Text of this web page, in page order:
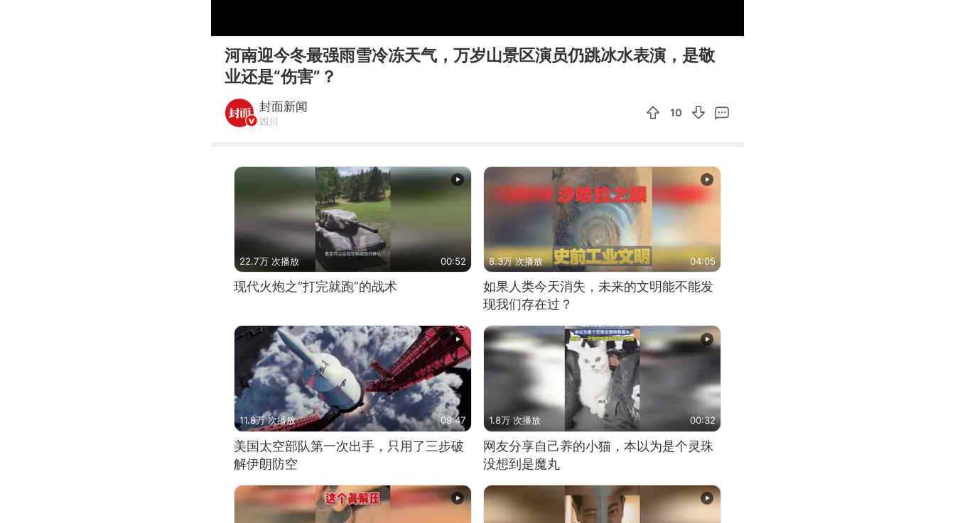
河南迎今冬最强雨雪冷冻天气，万岁山景区演员仍跳冰水表演，是敬
业还是“伤害”？
封面新闻
四川
10
22.7万 次播放 00:52
现代火炮之“打完就跑”的战术
8.3万 次播放 04:05
如果人类今天消失，未来的文明能不能发
现我们存在过？
11.8万 次播放 09:47
美国太空部队第一次出手，只用了三步破
解伊朗防空
1.8万 次播放 00:32
网友分享自己养的小猫，本以为是个灵珠
没想到是魔丸